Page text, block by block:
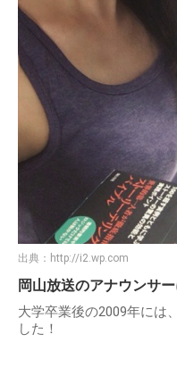
出典： http://i2.wp.com
岡山放送のアナウンサー
大学卒業後の2009年には
した！